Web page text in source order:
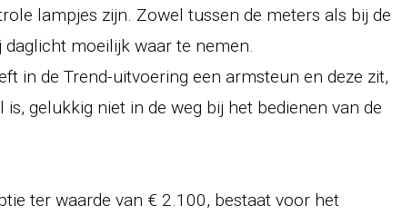
lampjes zijn. Zowel tussen de meters als bij de
moeilijk waar te nemen.
in de Trend-uitvoering een armsteun en deze zit,
is, gelukkig niet in de weg bij het bedienen van de
ter waarde van € 2.100, bestaat voor het